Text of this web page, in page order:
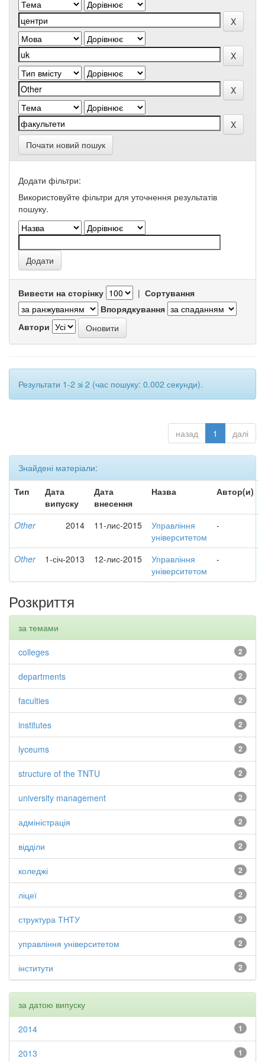
Почати новий пошук
Додати фільтри:
Використовуйте фільтри для уточнення результатів
пошуку.
Вивести на сторінку | Сортування
Впорядкування
Автори
Результати 1-2 зі 2 (час пошуку: 0.002 секунди).
назад 1 далі
Знайдені матеріали:
Тип
Дата
випуску
Дата
внесення
Назва Автор(и)
Other 2014 11-лис-2015
Управління
університетом
-
Other 1-січ-2013 12-лис-2015
Управління
університетом
-
Розкриття
за темами
2
colleges
2
departments
2
faculties
2
institutes
2
lyceums
2
structure of the TNTU
2
university management
2
адміністрація
2
відділи
2
коледжі
2
ліцеї
2
структура ТНТУ
2
управління університетом
2
інститути
за датою випуску
1
2014
1
2013